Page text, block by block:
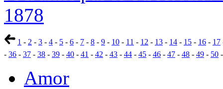
1878
1 - 2 - 3 - 4 - 5 - 6 - 7 - 8 - 9 - 10 - 11 - 12 - 13 - 14 - 15 - 16 - 17
- 36 - 37 - 38 - 39 - 40 - 41 - 42 - 43 - 44 - 45 - 46 - 47 - 48 - 49 - 50
Amor